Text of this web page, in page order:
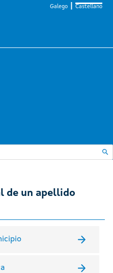
Galego Castellano
de un apellido